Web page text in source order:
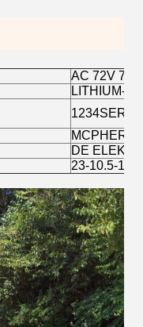
AC 72V
LITHIUM-
1234SER-
DE
23-10.5-14